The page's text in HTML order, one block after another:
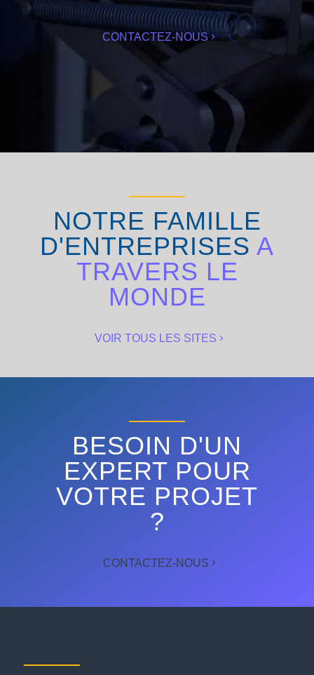
CONTACTEZ-NOUS
NOTRE FAMILLE
D'ENTREPRISES A
TRAVERS LE
MONDE
VOIR TOUS LES SITES
BESOIN D'UN
EXPERT POUR
VOTRE PROJET
?
CONTACTEZ-NOUS